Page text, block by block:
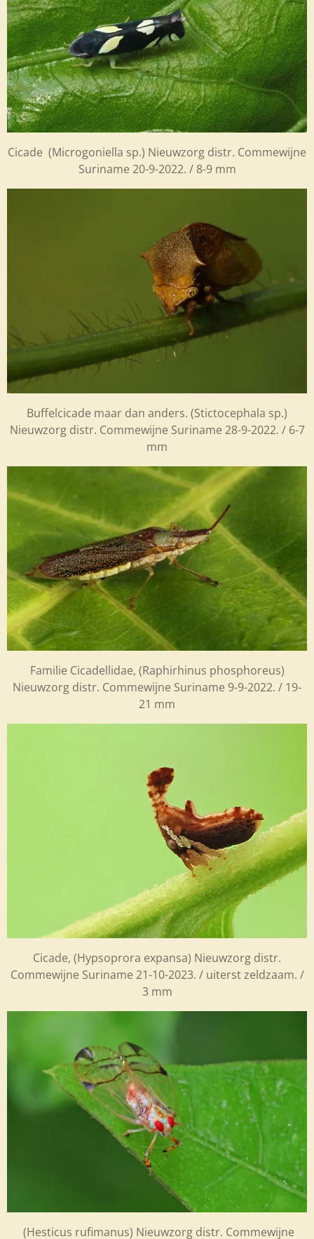
Cicade (Microgoniella sp.) Nieuwzorg distr. Commewijne
Suriname 20-9-2022. / 8-9 mm
Buffelcicade maar dan anders. (Stictocephala sp.)
Nieuwzorg distr. Commewijne Suriname 28-9-2022. / 6-7
mm
Familie Cicadellidae, (Raphirhinus phosphoreus)
Nieuwzorg distr. Commewijne Suriname 9-9-2022. / 19-
21 mm
Cicade, (Hypsoprora expansa) Nieuwzorg distr.
Commewijne Suriname 21-10-2023. / uiterst zeldzaam. /
3 mm
(Hesticus rufimanus) Nieuwzorg distr. Commewijne